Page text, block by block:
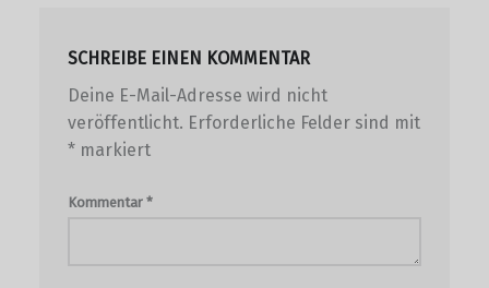
SCHREIBE EINEN KOMMENTAR
Deine E-Mail-Adresse wird nicht
veröffentlicht. Erforderliche Felder sind mit
*markiert
Kommentar *